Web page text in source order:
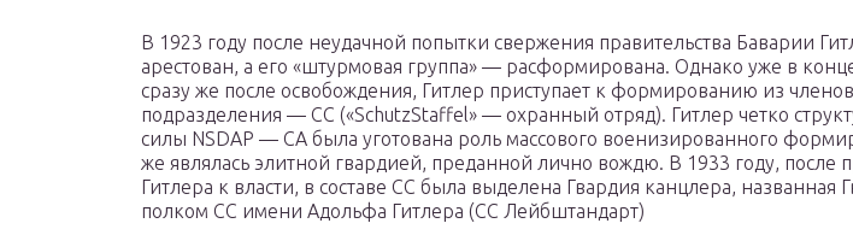
В 1923 году после неудачной попытки свержения правительства Баварии
арестован, а его «штурмовая группа» — расформирована. Однако уже в
сразу же после освобождения, Гитлер приступает к формированию из
подразделения — СС («SchutzStaffel» — охранный отряд). Гитлер четко
силы NSDAP — СА была уготована роль массового военизированного
же являлась элитной гвардией, преданной лично вождю. В 1933 году, после
Гитлера к власти, в составе СС была выделена Гвардия канцлера, названная
полком СС имени Адольфа Гитлера (СС Лейбштандарт)